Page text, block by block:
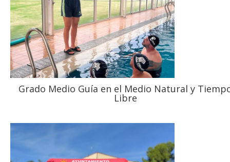
Grado Medio Guía en el Medio Natural y
Libre